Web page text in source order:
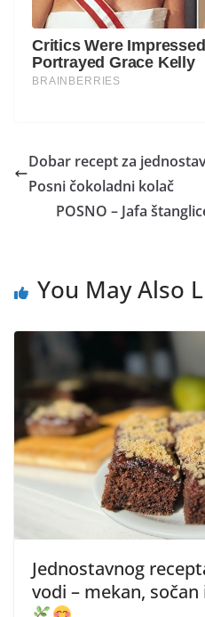
Dobar recept za
Posni čokoladni kolač
POSNO – Jafa
You May Also
Jednostavnog
vodi – mekan,